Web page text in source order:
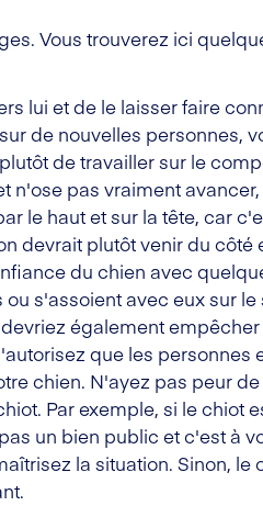
Vous trouverez ici
lui et de le laisser faire
de nouvelles personnes,
de travailler sur le
n'ose pas vraiment
le haut et sur la tête, car
devrait plutôt venir du côté
du chien avec
s'assoient avec eux sur
également
que les personnes
chien. N'ayez pas peur
Par exemple, si le chiot
un bien public et c'est à
la situation. Sinon, le